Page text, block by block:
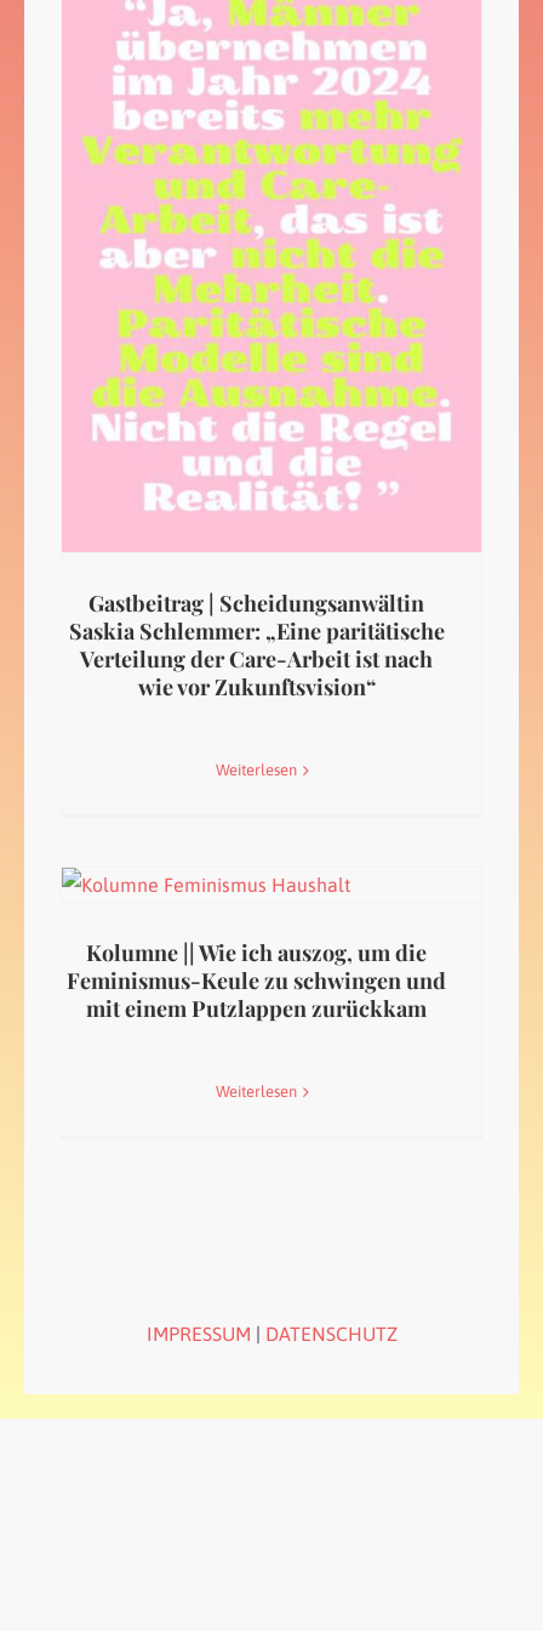
Gastbeitrag | Scheidungsanwältin
Saskia Schlemmer: „Eine paritätische
Verteilung der Care-Arbeit ist nach
wie vor Zukunftsvision“
Weiterlesen
Kolumne || Wie ich auszog, um die
Feminismus-Keule zu schwingen und
mit einem Putzlappen zurückkam
Weiterlesen
IMPRESSUM | DATENSCHUTZ